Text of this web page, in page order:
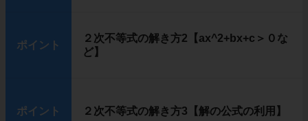
ポイント
２次不等式の解き方2【ax^2+bx+c＞０な
ど】
ポイント ２次不等式の解き方3【解の公式の利用】